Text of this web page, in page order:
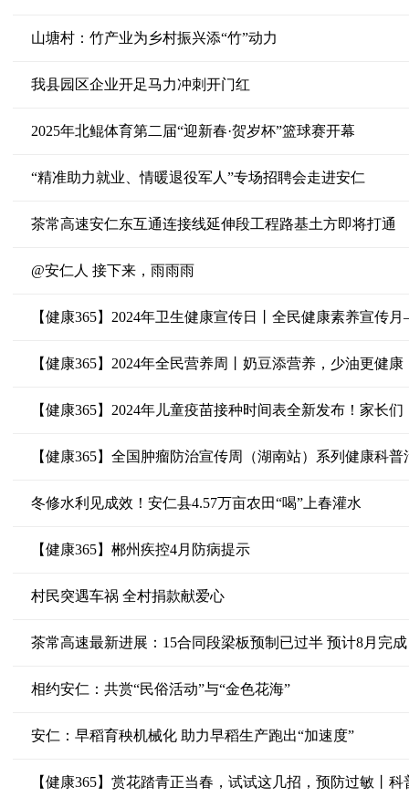
山塘村：竹产业为乡村振兴添“竹”动力
我县园区企业开足马力冲刺开门红
2025年北鲲体育第二届“迎新春·贺岁杯”篮球赛开幕
“精准助力就业、情暖退役军人”专场招聘会走进安仁
茶常高速安仁东互通连接线延伸段工程路基土方即将打通
@安仁人 接下来，雨雨雨
【健康365】2024年卫生健康宣传日丨全民健康素养宣
【健康365】2024年全民营养周丨奶豆添营养，少油更健康
【健康365】全国肿瘤防治宣传周（湖南站）系列健康科普
冬修水利见成效！安仁县4.57万亩农田“喝”上春灌水
【健康365】郴州疾控4月防病提示
村民突遇车祸 全村捐款献爱心
茶常高速最新进展：15合同段梁板预制已过半 预计8月完
相约安仁：共赏“民俗活动”与“金色花海”
安仁：早稻育秧机械化 助力早稻生产跑出“加速度”
【健康365】赏花踏青正当春，试试这几招，预防过敏丨科